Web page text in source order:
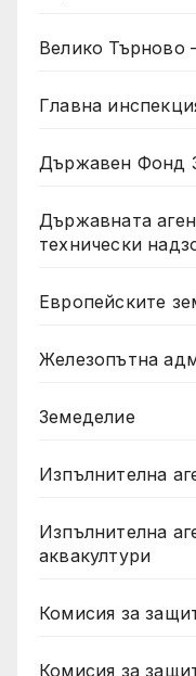
Велико Търново
Главна
Държавен Фонд
Държавната
технически
Европейските
Железопътна
Земеделие
Изпълнителна
Изпълнителна
аквакултури
Комисия за
Комисия за